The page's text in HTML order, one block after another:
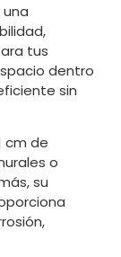
tus
dentro
sin
cm de
o
su